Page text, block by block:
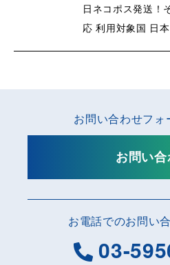
日ネコポス発送！
応 利用対象国 日
お電話でのお問い
03-
お問い合わせフォ
お問い